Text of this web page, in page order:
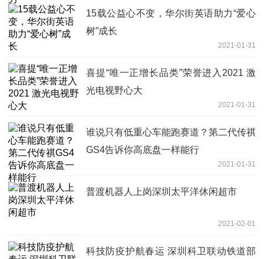
15载公益心不变，华尔街英语助力“爱心
树”成长
2021-01-31
喜提“唯一正增长品类”荣誉进入2021 激
光电视野心大
2021-01-31
谁说只有低重心车能跑赛道？第二代传祺
GS4告诉你高底盘一样能行
2021-01-31
普渡机器人上岗深圳太平洋休闲超市
2021-02-01
科技防疫护航春运 深圳科卫联动铁道部